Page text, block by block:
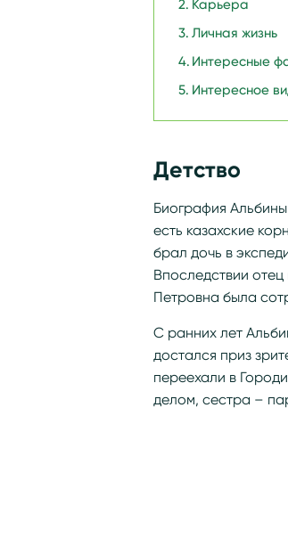
Карьера
Личная жизнь
Интересные
Интересное
Детство
Биография
есть казахские
брал дочь в
Впоследствии
Петровна была
С ранних лет
достался приз
переехали в
делом, сестра –